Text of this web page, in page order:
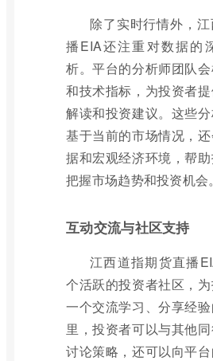
除了实时行情外，
播EIA还注重对数据的
析。平台的分析师团队
和技术指标，为投资者
解读和投资建议。这些
基于当前的市场情况，
据和宏观经济环境，帮
把握市场趋势和投资机会。
互动交流与社区支持
江西道指期货直播
个活跃的投资者社区，
一个交流学习、分享经
里，投资者可以与其他同
讨论策略，还可以向平